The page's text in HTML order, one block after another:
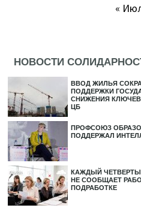
«
НОВОСТИ
ВВОД ЖИЛЬЯ
ПОДДЕРЖКИ
СНИЖЕНИЯ
ЦБ
ПРОФСОЮЗ
ПОДДЕРЖАЛ
КАЖДЫЙ
НЕ СООБЩАЕТ
ПОДРАБОТКЕ